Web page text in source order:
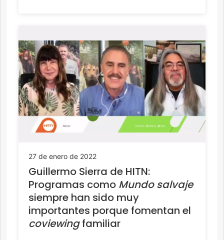
27 de enero de 2022
Guillermo Sierra de HITN:
Programas como Mundo salvaje
siempre han sido muy
importantes porque fomentan el
coviewingfamiliar